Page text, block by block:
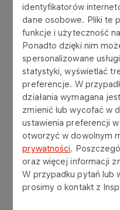
identyfikatorów
dane osobowe. Pliki te
funkcje i użyteczność
Ponadto dzięki nim
spersonalizowane
statystyki, wyświetlać
preferencje. W
działania wymagana
zmienić lub wycofać w
ustawienia preferencji
otworzyć w dowolnym
prywatności.
oraz więcej informacji
W przypadku pytań lub
prosimy o kontakt z
Cechy:
Oferuje pełną
wyposażeniem
Jednoczesna
producentów
Szczegółowe
kompleksowe
Kompatybilny z
Linux®, który
TCP/IP